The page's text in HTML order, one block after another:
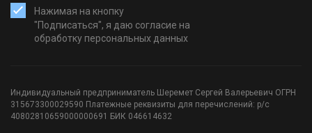
Нажимая на кнопку
"Подписаться", я даю согласие на
обработку персональных данных
Индивидуальный предприниматель Шеремет Сергей Валерьевич ОГРН
315673300029590 Платежные реквизиты для перечислений: р/с
40802810659000000691 БИК 046614632